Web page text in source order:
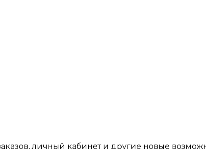
личный кабинет и другие новые